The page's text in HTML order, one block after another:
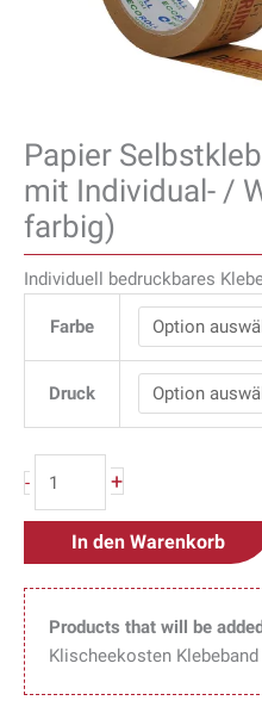
Papier
mit Individual- /
farbig)
Individuell bedruckbares
Farbe
Druck
- +
In den Warenkorb
Products that will be
Klischeekosten